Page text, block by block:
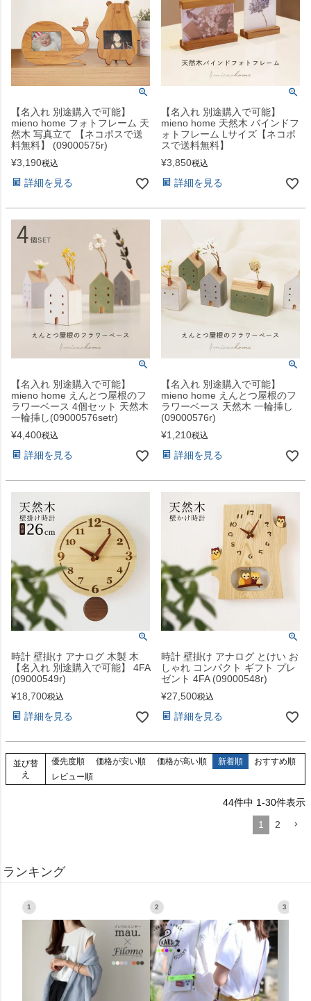
【名入れ 別途購入で可能】
mieno home フォトフレーム 天
然木 写真立て 【ネコポスで送
料無料】 (09000575r)
¥3,190税込
詳細を見る
【名入れ 別途購入で可能】
mieno home 天然木 バインドフ
ォトフレーム Lサイズ【ネコポ
スで送料無料】
¥3,850税込
詳細を見る
【名入れ 別途購入で可能】
mieno home えんとつ屋根のフ
ラワーベース 4個セット 天然木
一輪挿し(09000576setr)
¥4,400税込
詳細を見る
【名入れ 別途購入で可能】
mieno home えんとつ屋根のフ
ラワーベース 天然木 一輪挿し
(09000576r)
¥1,210税込
詳細を見る
時計 壁掛け アナログ 木製 木
【名入れ 別途購入で可能】 4FA
(09000549r)
¥18,700税込
詳細を見る
時計 壁掛け アナログ とけい お
しゃれ コンパクト ギフト プレ
ゼント 4FA (09000548r)
¥27,500税込
詳細を見る
並び替
え
優先度順 価格が安い順 価格が高い順 新着順
おすすめ順
レビュー順
44件中 1-30件表示
1
2
ランキング
1 2 3